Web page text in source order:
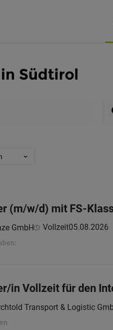
Südtirol
(m/w/d) mit FS-
GmbH Vollzeit05.08.2026
in Vollzeit für den
Transport & Logistic